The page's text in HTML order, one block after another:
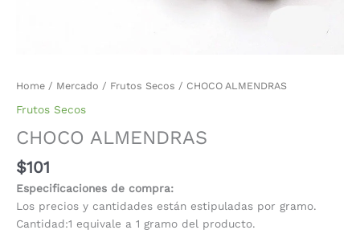
Home / Mercado / Frutos Secos / CHOCO ALMENDRAS
Frutos Secos
CHOCO ALMENDRAS
$101
Especificaciones de compra:
Los precios y cantidades están estipuladas por gramo.
Cantidad:1 equivale a 1 gramo del producto.